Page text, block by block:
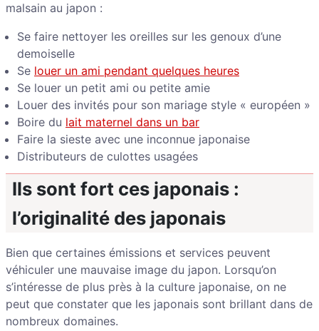
malsain au japon :
Se faire nettoyer les oreilles sur les genoux d’une
demoiselle
Se louer un ami pendant quelques heures
Se louer un petit ami ou petite amie
Louer des invités pour son mariage style « européen »
Boire du lait maternel dans un bar
Faire la sieste avec une inconnue japonaise
Distributeurs de culottes usagées
Ils sont fort ces japonais :
l’originalité des japonais
Bien que certaines émissions et services peuvent
véhiculer une mauvaise image du japon. Lorsqu’on
s’intéresse de plus près à la culture japonaise, on ne
peut que constater que les japonais sont brillant dans de
nombreux domaines.